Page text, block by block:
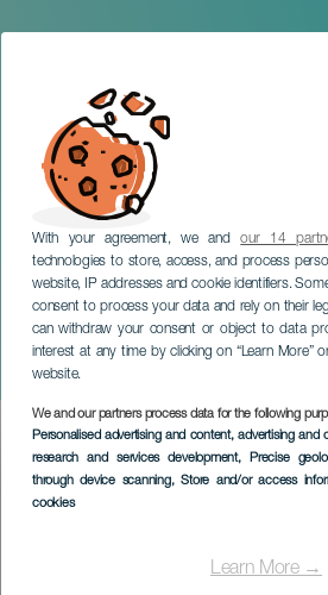
With your agreement, we andour 14
technologies to store, access, and process
website, IP addresses and cookie identifiers.
consent to process your data and rely on their
can withdraw your consent or object to data
interest at any time by clicking on “Learn More”
website.
We and our partners process data for the following
Personalised advertising and content, advertising
research and services development, Precise
through device scanning, Store and/or access
cookies
Learn More →
Carlos Oramas
TENERIFE
Imagen
Listado